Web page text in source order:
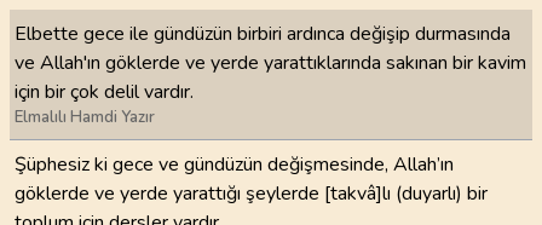
Elbette gece ile gündüzün birbiri ardınca değişip durmasında
ve Allah'ın göklerde ve yerde yarattıklarında sakınan bir kavim
için bir çok delil vardır.
Elmalılı Hamdi Yazır
Şüphesiz ki gece ve gündüzün değişmesinde, Allah’ın
göklerde ve yerde yarattığı şeylerde [takvâ]lı (duyarlı) bir